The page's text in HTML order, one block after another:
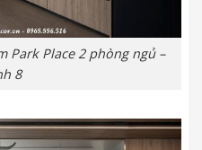
Park Place 2 phòng ngủ –
8